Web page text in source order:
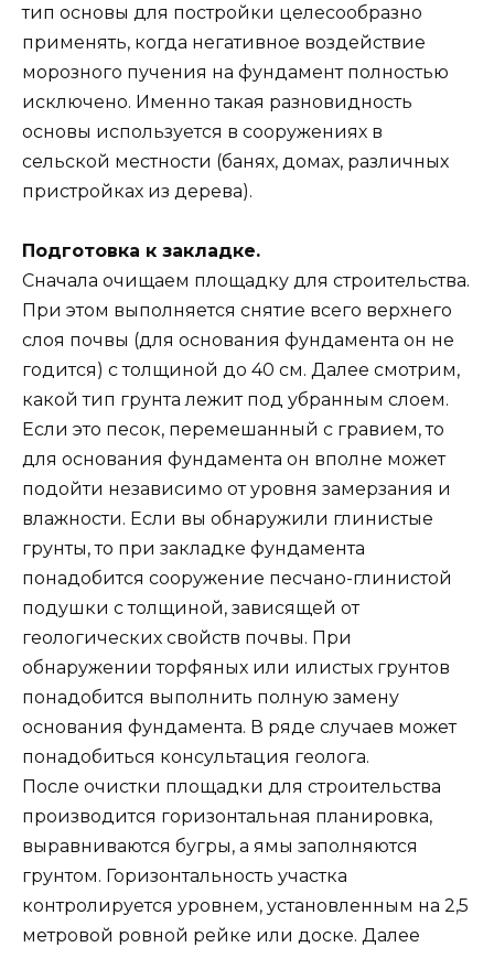
тип основы для постройки целесообразно
применять, когда негативное воздействие
морозного пучения на фундамент полностью
исключено. Именно такая разновидность
основы используется в сооружениях в
сельской местности (банях, домах, различных
пристройках из дерева).
Подготовка к закладке.
Сначала очищаем площадку для строительства.
При этом выполняется снятие всего верхнего
слоя почвы (для основания фундамента он не
годится) с толщиной до 40 см. Далее смотрим,
какой тип грунта лежит под убранным слоем.
Если это песок, перемешанный с гравием, то
для основания фундамента он вполне может
подойти независимо от уровня замерзания и
влажности. Если вы обнаружили глинистые
грунты, то при закладке фундамента
понадобится сооружение песчано-глинистой
подушки с толщиной, зависящей от
геологических свойств почвы. При
обнаружении торфяных или илистых грунтов
понадобится выполнить полную замену
основания фундамента. В ряде случаев может
понадобиться консультация геолога.
После очистки площадки для строительства
производится горизонтальная планировка,
выравниваются бугры, а ямы заполняются
грунтом. Горизонтальность участка
контролируется уровнем, установленным на 2,5
метровой ровной рейке или доске. Далее